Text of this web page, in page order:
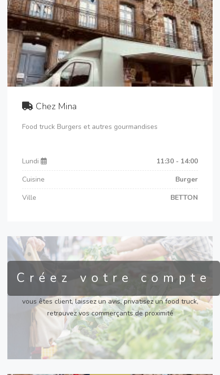
Chez Mina
Food truck Burgers et autres gourmandises
Lundi
11:30 - 14:00
Cuisine
Burger
Ville
BETTON
Créez votre compte
vous êtes client, laissez un avis, privatisez un food truck,
retrouvez vos commerçants de proximité